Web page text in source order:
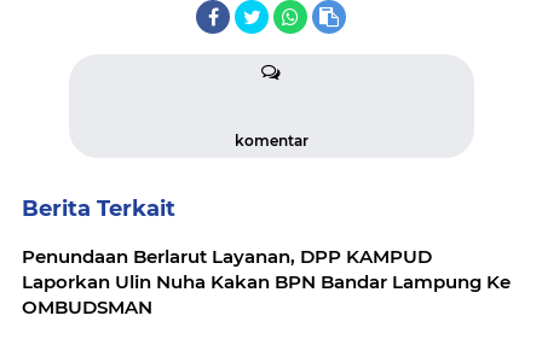
komentar
Berita Terkait
Penundaan Berlarut Layanan, DPP KAMPUD
Laporkan Ulin Nuha Kakan BPN Bandar Lampung Ke
OMBUDSMAN